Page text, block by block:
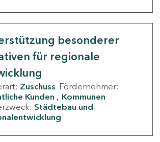
besonderer
für regionale
Zuschuss Fördernehmer:
Kunden
Kommunen
Städtebau und